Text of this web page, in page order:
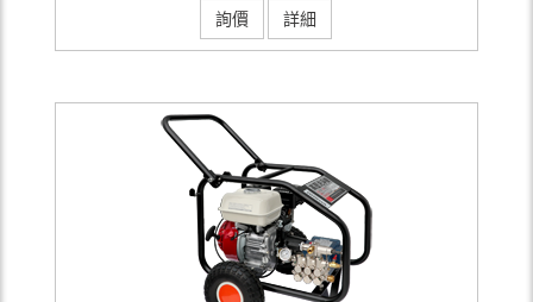
詢價
詳細